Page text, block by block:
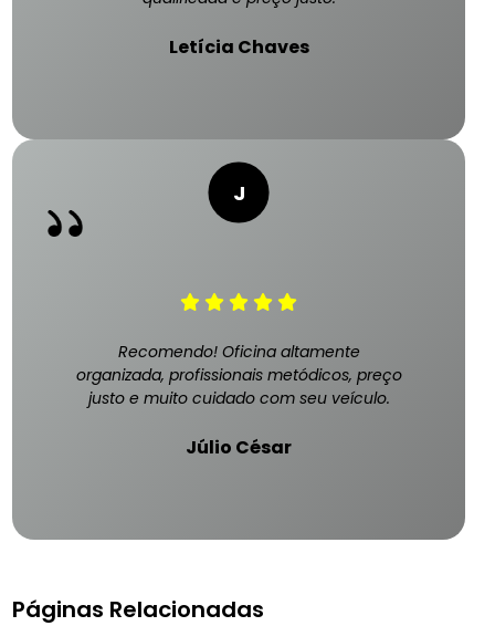
Letícia Chaves
Recomendo! Oficina altamente
organizada, profissionais metódicos, preço
justo e muito cuidado com seu veículo.
Júlio César
Páginas Relacionadas